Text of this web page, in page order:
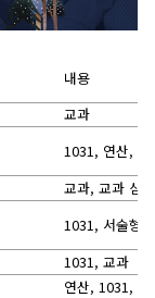
내용
교과
1031, 연산, 교
교과, 교과 심화
1031, 서술형,
1031, 교과
연산, 1031, 교